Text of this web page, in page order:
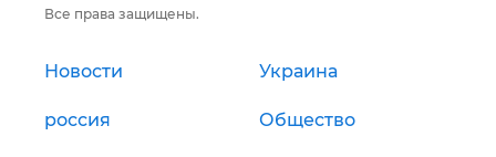
Все права защищены.
Новости Украина
россия Общество